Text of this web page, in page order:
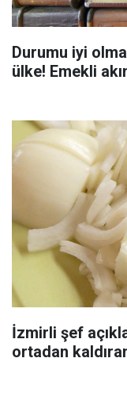
Durumu iyi
ülke! Emekli
İzmirli şef
ortadan